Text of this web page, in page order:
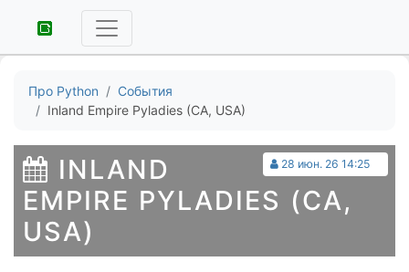
Про Python
События
Inland Empire Pyladies (CA, USA)
28 июн. 26 14:25
INLAND
EMPIRE PYLADIES (CA,
USA)